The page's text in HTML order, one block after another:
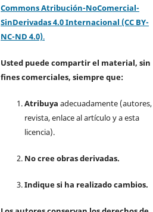
Commons Atribución-NoComercial-
SinDerivadas 4.0 Internacional (CC BY-
NC-ND 4.0).
Usted puede compartir el material, sin
fines comerciales, siempre que:
Atribuya adecuadamente (autores,
revista, enlace al artículo y a esta
licencia).
No cree obras derivadas.
Indique si ha realizado cambios.